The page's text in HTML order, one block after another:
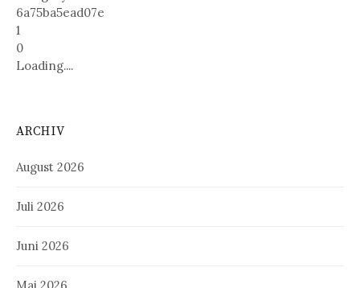
6a75ba5ead07e
1
0
Loading....
ARCHIV
August 2026
Juli 2026
Juni 2026